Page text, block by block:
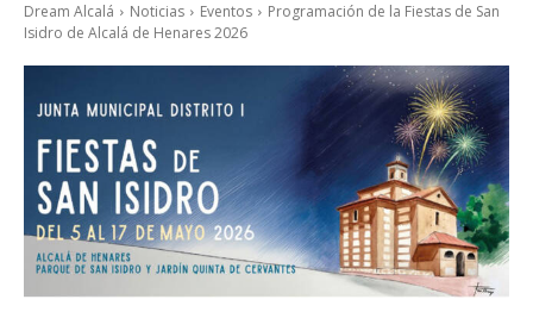
Dream Alcalá Noticias Eventos
Programación de la Fiestas de San
Isidro de Alcalá de Henares 2026